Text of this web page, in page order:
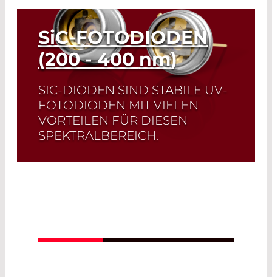
SiC-FOTODIODEN
(200 - 400 nm)
SIC-DIODEN SIND STABILE UV-
FOTODIODEN MIT VIELEN
VORTEILEN FÜR DIESEN
SPEKTRALBEREICH.